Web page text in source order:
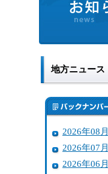
地方ニュース
2026年08月
2026年07月
2026年06月